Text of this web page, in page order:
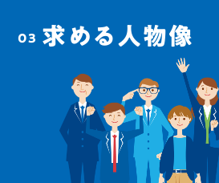
03 求める人物像